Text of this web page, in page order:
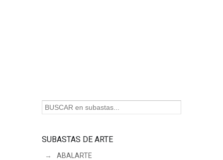
SUBASTAS DE ARTE
ABALARTE